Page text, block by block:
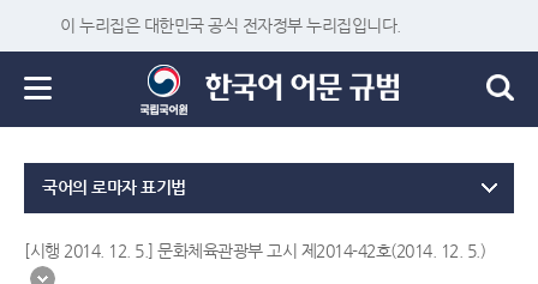
이 누리집은 대한민국 공식 전자정부 누리집입니다.
국어의 로마자 표기법
[시행 2014. 12. 5.] 문화체육관광부 고시 제2014-42호(2014. 12. 5.)